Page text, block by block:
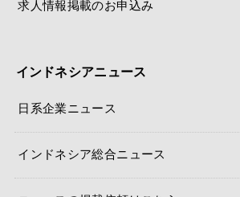
求人情報掲載のお申込み
インドネシアニュース
日系企業ニュース
インドネシア総合ニュース